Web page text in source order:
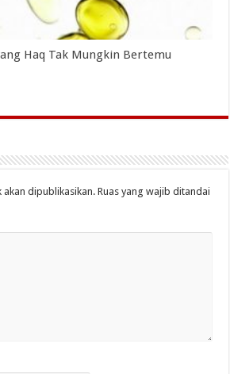
Haq Tak Mungkin Bertemu
akan dipublikasikan. Ruas yang wajib ditandai